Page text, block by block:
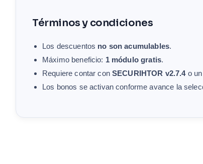
Términos y condiciones
Los descuentos no son acumulables.
Máximo beneficio: 1 módulo gratis.
Requiere contar con SECURIHTOR v2.7.4o un
Los bonos se activan conforme avance la